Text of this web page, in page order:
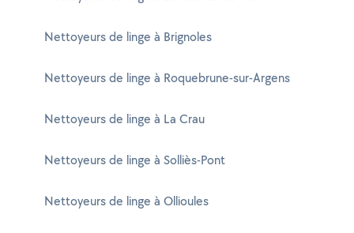
Nettoyeurs de linge à Brignoles
Nettoyeurs de linge à Roquebrune-sur-Argens
Nettoyeurs de linge à La Crau
Nettoyeurs de linge à Solliès-Pont
Nettoyeurs de linge à Ollioules